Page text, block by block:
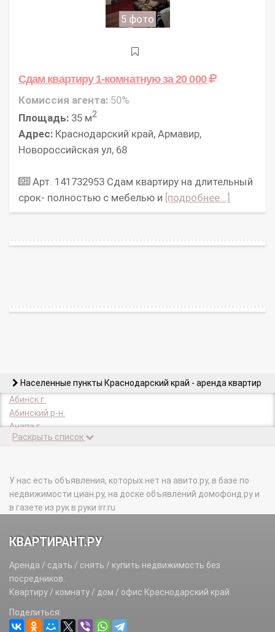
5 фото
Сдам квартиру 1-комнатнуюза 20 000
Комиссия агента: 50%
Площадь: 35 м2
Адрес: Краснодарский край, Армавир,
Новороссийская ул, 68
Арт. 141732953 Сдам квартиру на длительный
срок- полностью с мебелью и [подробнее...]
Населенные пункты Краснодарский край - аренда квартир
Абинск г.
Абинский р-н.
Анапа г.
Анапский р-н.
Армавир г.
Белоглинский р-н.
Белореченск г.
Брюховецкий р-н.
Выселковский р-н.
Геленджик г.
Горячий Ключ г.
Гулькевичи г.
Динской р-н.
Ейск г.
Раскрыть список
У нас есть объявления, которых нет на авито.ру, в базе по
недвижимости циан.ру, на доске объявлений домофонд.ру и
в газете из рук в руки irr.ru
КВАРТИРАНТ.РУ
Аренда / сдать / снять / купить недвижимость без
посредников.
Квартиру / комнату / дом / офис Краснодарский край
Поделиться: